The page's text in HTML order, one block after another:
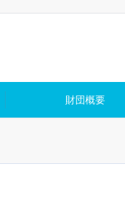
財団概要